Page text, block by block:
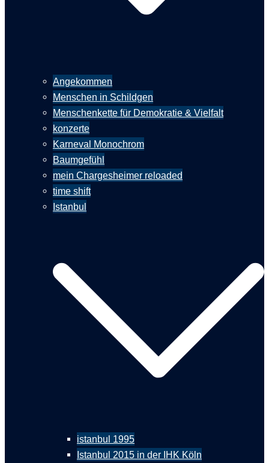
Angekommen
Menschen in Schildgen
Menschenkette für Demokratie & Vielfalt
konzerte
Karneval Monochrom
Baumgefühl
mein Chargesheimer reloaded
time shift
Istanbul
istanbul 1995
Istanbul 2015 in der IHK Köln